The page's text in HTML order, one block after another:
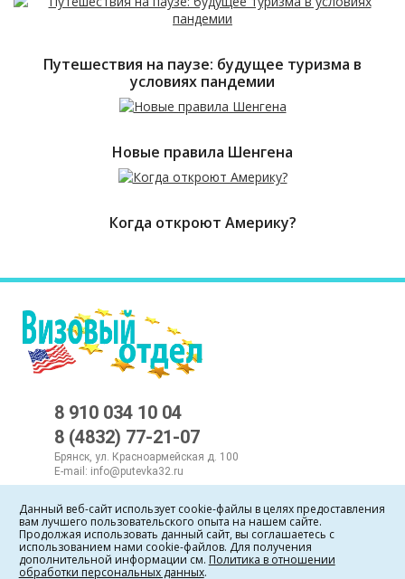
Путешествия на паузе: будущее туризма в
условиях пандемии
Новые правила Шенгена
Когда откроют Америку?
8 910 034 10 04
8 (4832) 77-21-07
Брянск, ул. Красноармейская д. 100
E-mail: info@putevka32.ru
Политика в отношении обработки персональных данных
Данный веб-сайт использует cookie-файлы в целях предоставления
вам лучшего пользовательского опыта на нашем сайте.
Продолжая использовать данный сайт, вы соглашаетесь с
использованием нами cookie-файлов. Для получения
дополнительной информации см. Политика в отношении
обработки персональных данных.